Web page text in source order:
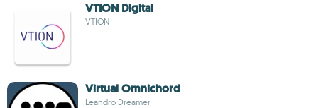
VTION Digital
VTION
Virtual Omnichord
Leandro Dreamer